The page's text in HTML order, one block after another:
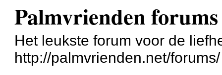
Palmvrienden forums
Het leukste forum voor de
http://palmvrienden.net/forums/